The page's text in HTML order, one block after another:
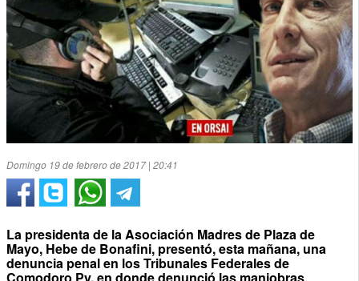
Domingo 19 de febrero de 2017 | 20:41
La presidenta de la Asociación Madres de Plaza de
Mayo, Hebe de Bonafini, presentó, esta mañana, una
denuncia penal en los Tribunales Federales de